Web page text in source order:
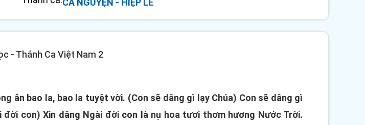
CA NGUYỆN - HIỆP LỄ
- Thánh Ca Việt Nam 2
ân bao la, bao la tuyệt vời. (Con sẽ dâng gì lạy Chúa) Con sẽ dâng gì
con) Xin dâng Ngài đời con là nụ hoa tươi thơm hương Nước Trời.